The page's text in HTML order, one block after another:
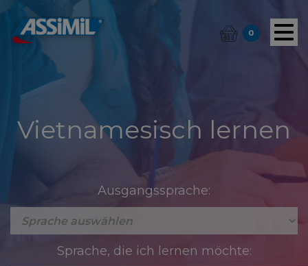
0
Vietnamesisch lernen
Ausgangssprache:
Sprache, die ich lernen möchte: